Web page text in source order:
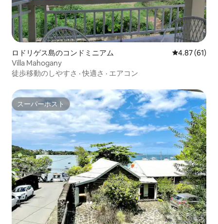
ロドリゲス島のコンドミニアム レビュー61
4.87 (61)
Villa Mahogany
徒歩移動のしやすさ ·快適さ · エアコン
スーパーホスト
スーパーホスト